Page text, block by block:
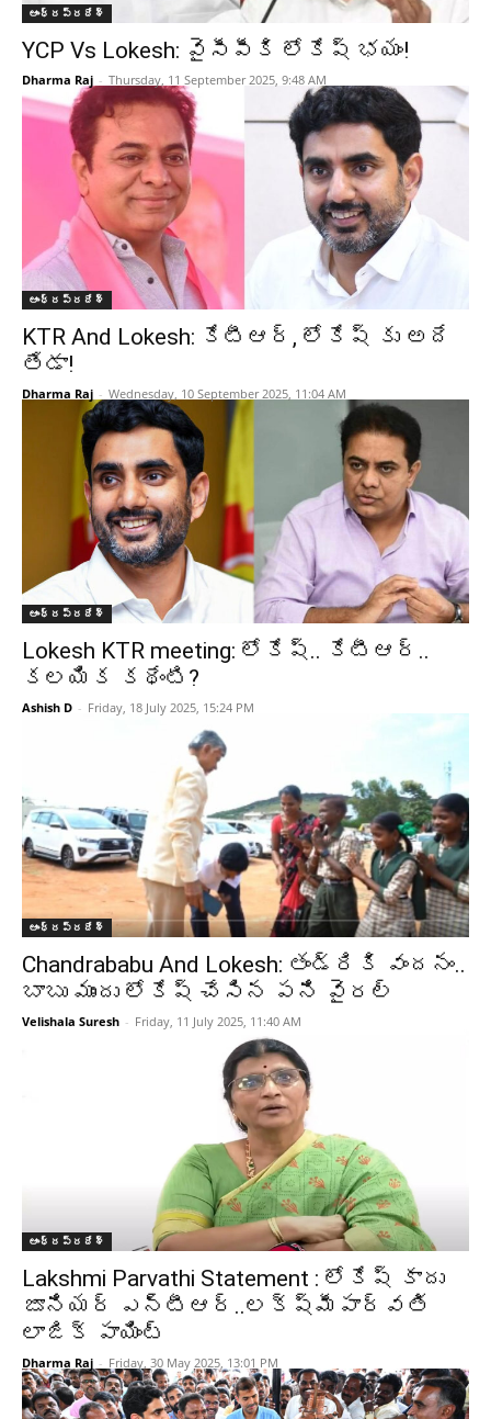
ఆంధ్రప్రదేశ్‌
YCP Vs Lokesh: వైసీపీకి లోకేష్ భయం!
Dharma Raj - Thursday, 11 September 2025, 9:48 AM
ఆంధ్రప్రదేశ్‌
KTR And Lokesh: కేటీఆర్, లోకేష్ కు అదే
తేడా!
Dharma Raj - Wednesday, 10 September 2025, 11:04 AM
ఆంధ్రప్రదేశ్‌
Lokesh KTR meeting: లోకేష్‌.. కేటీఆర్‌..
కలయిక కథేంటి?
Ashish D - Friday, 18 July 2025, 15:24 PM
ఆంధ్రప్రదేశ్‌
Chandrababu And Lokesh: తండ్రికి వందనం..
బాబు ముందు లోకేష్ చేసిన పని వైరల్
Velishala Suresh - Friday, 11 July 2025, 11:40 AM
ఆంధ్రప్రదేశ్‌
Lakshmi Parvathi Statement : లోకేష్ కాదు
జూనియర్ ఎన్టీఆర్..లక్ష్మీపార్వతి
లాజిక్ పాయింట్
Dharma Raj - Friday, 30 May 2025, 13:01 PM